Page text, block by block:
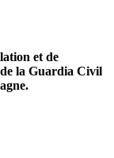
et de
la Guardia Civil